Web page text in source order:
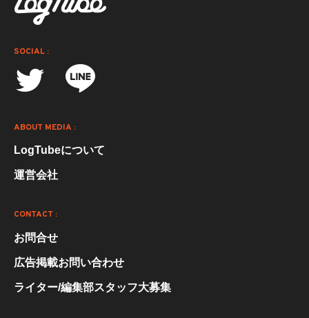
SOCIAL :
ABOUT MEDIA :
LogTubeについて
運営会社
CONTACT :
お問合せ
広告掲載お問い合わせ
ライター/編集部スタッフ大募集